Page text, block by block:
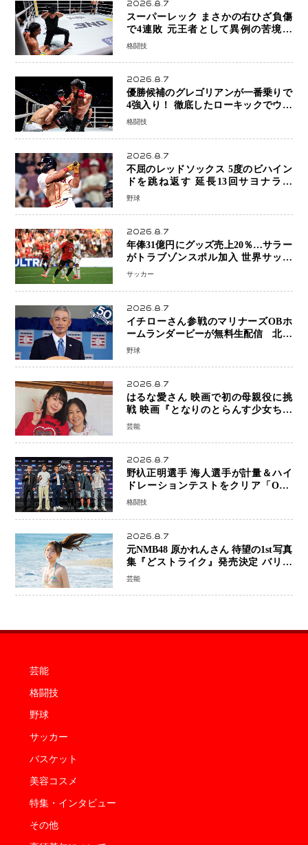
2026.8.7
スーパーレック まさかの右ひざ負傷
で4連敗 元王者として異例の苦境…
「アクシデント」でも消えない危険信
格闘技
2026.8.7
優勝候補のグレゴリアンが一番乗りで
4強入り！ 徹底したローキックでウス
ビャンを攻略、判定勝利
格闘技
2026.8.7
不屈のレッドソックス 5度のビハイン
ドを跳ね返す 延長13回サヨナラ勝
ち 吉田正尚選手も2安打1打点で貢献 4
野球
2026.8.7
年俸31億円にグッズ売上20％…サラー
がトラブゾンスポル加入 世界サッカ
ーは「五大リーグ一強」から新時代へ
サッカー
2026.8.7
イチローさん参戦のマリナーズOBホ
ームランダービーが無料生配信 北米
ならではの“魅せる興行”に世界が注目
野球
2026.8.7
はるな愛さん 映画で初の母親役に挑
戦 映画『となりのとらんす少女ちゃ
ん』11月7日公開 未来の自分との対話
芸能
2026.8.7
野杁正明選手 海人選手が計量＆ハイ
ドレーションテストをクリア「ONE
SAMURAI 2」決戦へ万全の準備整う
格闘技
2026.8.7
元NMB48 原かれんさん 待望の1st写真
集『どストライク』発売決定 バリで
魅せる25歳の新境地
芸能
芸能
格闘技
野球
サッカー
バスケット
美容コスメ
特集・インタビュー
その他